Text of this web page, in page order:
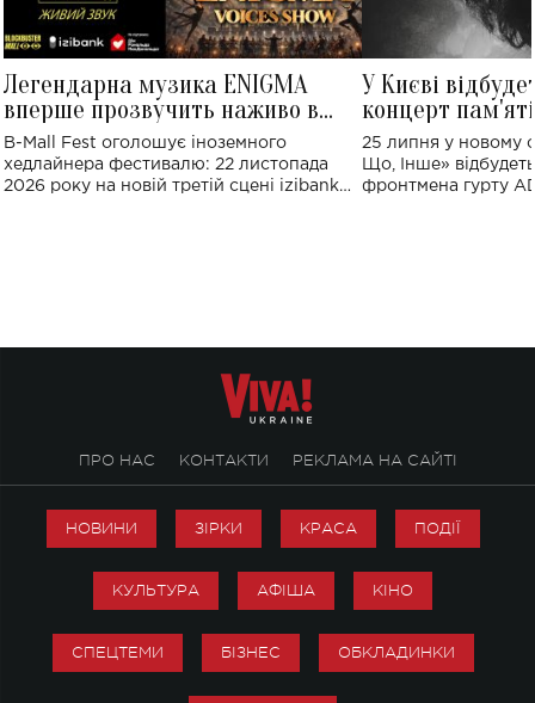
Легендарна музика ENIGMA
вперше прозвучить наживо в
Україні: де відбудеться концерт
B-Mall Fest оголошує іноземного
хедлайнера фестивалю: 22 листопада
2026 року на новій третій сцені izibank
У Києві
концерт
Клименка:
виконають
25 липня у новому
Що, Інше»
фронтмена гурту
ПРО НАС КОНТАКТИ РЕКЛАМА НА САЙТІ
НОВИНИ ЗІРКИ КРАСА ПОДІЇ
КУЛЬТУРА АФІША КІНО
СПЕЦТЕМИ БІЗНЕС ОБКЛАДИНКИ